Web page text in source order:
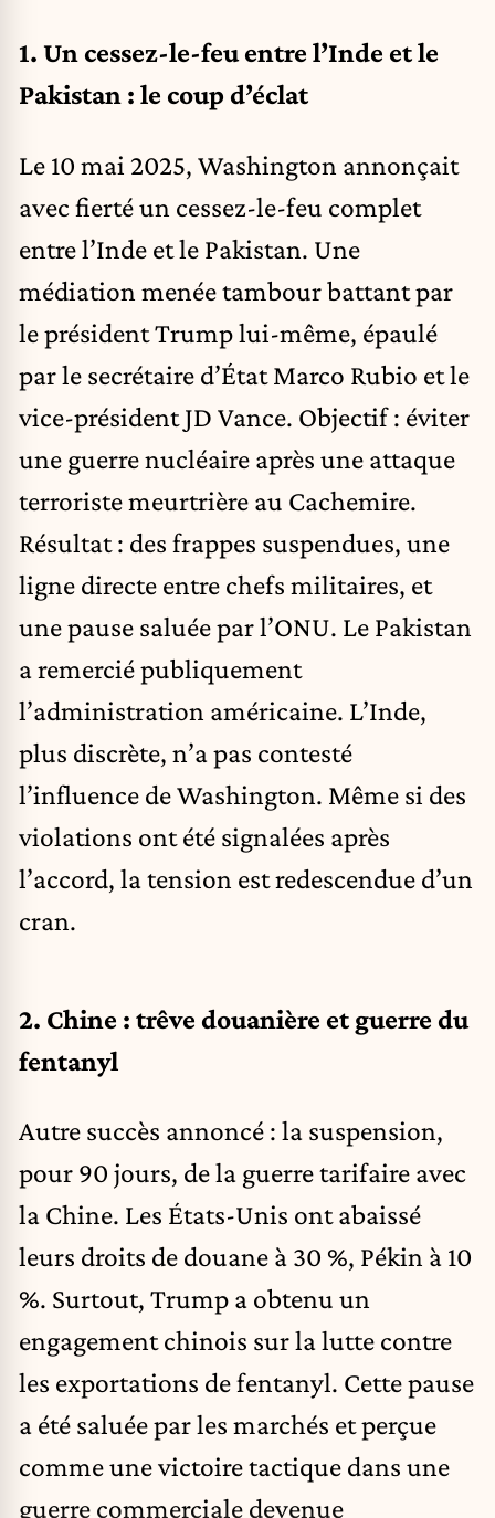
1. Un cessez-le-feu entre l’Inde et le
Pakistan : le coup d’éclat
Le 10 mai 2025, Washington annonçait
avec fierté un cessez-le-feu complet
entre l’Inde et le Pakistan. Une
médiation menée tambour battant par
le président Trump lui-même, épaulé
par le secrétaire d’État Marco Rubio et le
vice-président JD Vance. Objectif : éviter
une guerre nucléaire après une attaque
terroriste meurtrière au Cachemire.
Résultat : des frappes suspendues, une
ligne directe entre chefs militaires, et
une pause saluée par l’ONU. Le Pakistan
a remercié publiquement
l’administration américaine. L’Inde,
plus discrète, n’a pas contesté
l’influence de Washington. Même si des
violations ont été signalées après
l’accord, la tension est redescendue d’un
cran.
2. Chine : trêve douanière et guerre du
fentanyl
Autre succès annoncé : la suspension,
pour 90 jours, de la guerre tarifaire avec
la Chine. Les États-Unis ont abaissé
leurs droits de douane à 30 %, Pékin à 10
%. Surtout, Trump a obtenu un
engagement chinois sur la lutte contre
les exportations de fentanyl. Cette pause
a été saluée par les marchés et perçue
comme une victoire tactique dans une
guerre commerciale devenue